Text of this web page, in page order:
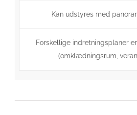
Kan udstyres med
Forskellige indretningsplaner
(omklædningsrum,